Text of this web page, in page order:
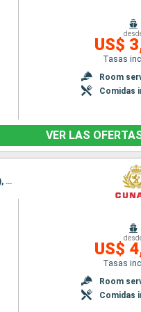
US$
Tasas
Room
Comidas
VER LAS
Itinerario : Southampton, Nueva York, San Thomas, Tortola, St Kitts, Saint Martin (Antilles Néerlandaises), Nueva York, Southampton
US$
Tasas
Room
Comidas